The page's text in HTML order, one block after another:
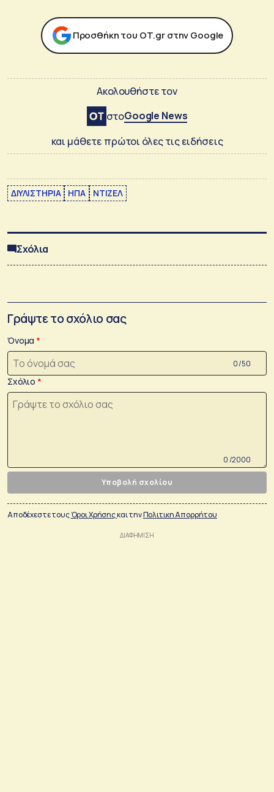
Προσθήκη του ΟΤ.gr στην Google
Ακολουθήστε τον
στοGoogle News
και μάθετε πρώτοι όλες τις ειδήσεις
ΔΙΥΛΙΣΤΗΡΙΑ ΗΠΑ ΝΤΙΖΕΛ
Σχόλια
Γράψτε το σχόλιο σας
Όνομα
0 /50
Σχόλιο
0 /2000
Υποβολή σχολίου
Αποδέχεστε τουςΌροι Χρήσηςκαι τηνΠολιτικη Απορρήτου